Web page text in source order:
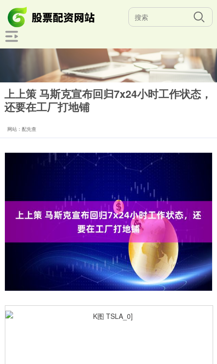
上上策 马斯克宣布回归7x24小时工作状态，
还要在工厂打地铺
网站：配先查